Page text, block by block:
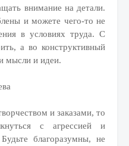
внимание на детали.
и можете чего-то не
в условиях труда. С
а во конструктивный
мысли и идеи.
и заказами, то
с агрессией и
благоразумны, не